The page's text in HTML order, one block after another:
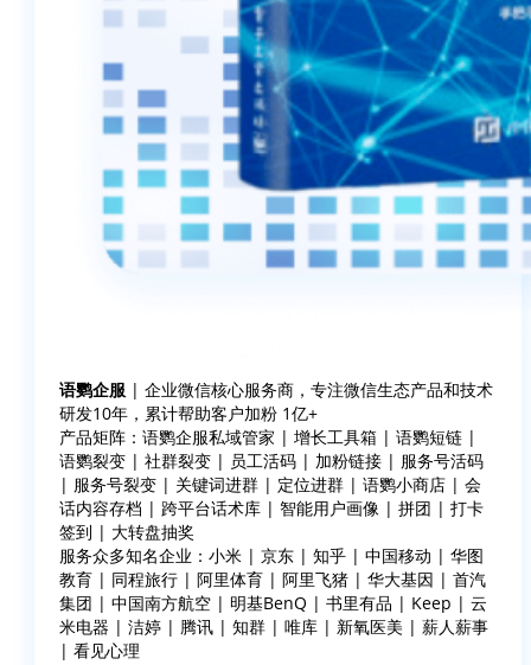
语鹦企服 | 企业微信核心服务商，专注微信生态产品和技术
研发10年，累计帮助客户加粉 1亿+
产品矩阵：语鹦企服私域管家 | 增长工具箱 | 语鹦短链 |
语鹦裂变 | 社群裂变 | 员工活码 | 加粉链接 | 服务号活码
| 服务号裂变 | 关键词进群 | 定位进群 | 语鹦小商店 | 会
话内容存档 | 跨平台话术库 | 智能用户画像 | 拼团 | 打卡
签到 | 大转盘抽奖
服务众多知名企业：小米 | 京东 | 知乎 | 中国移动 | 华图
教育 | 同程旅行 | 阿里体育 | 阿里飞猪 | 华大基因 | 首汽
集团 | 中国南方航空 | 明基BenQ | 书里有品 | Keep | 云
米电器 | 洁婷 | 腾讯 | 知群 | 唯库 | 新氧医美 | 薪人薪事
| 看见心理